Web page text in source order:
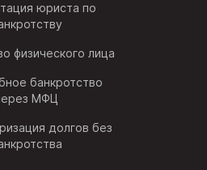
юриста по
физического лица
банкротство
МФЦ
долгов без